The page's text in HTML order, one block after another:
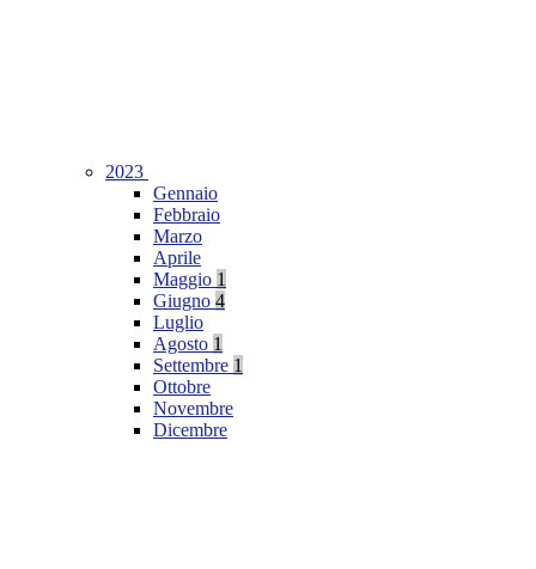
2023
Gennaio
Febbraio
Marzo
Aprile
Maggio 1
Giugno 4
Luglio
Agosto 1
Settembre 1
Ottobre
Novembre
Dicembre